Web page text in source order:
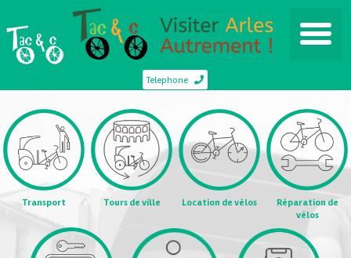
Telephone
Transport Tours de ville Location de vélos
Réparation de
vélos